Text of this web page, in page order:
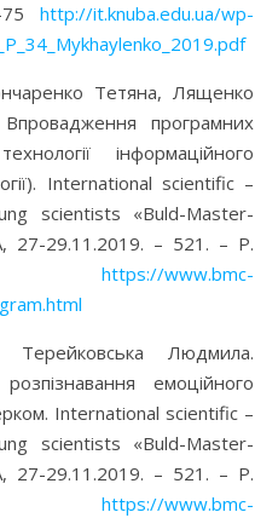
http://it.knuba.edu.ua/wp-
Тетяна, Лященко
програмних
інформаційного
International scientific –
scientists «Buld-Master-
27-29.11.2019. – 521. – P.
https://www.bmc-
Терейковська Людмила.
емоційного
International scientific –
scientists «Buld-Master-
27-29.11.2019. – 521. – P.
https://www.bmc-